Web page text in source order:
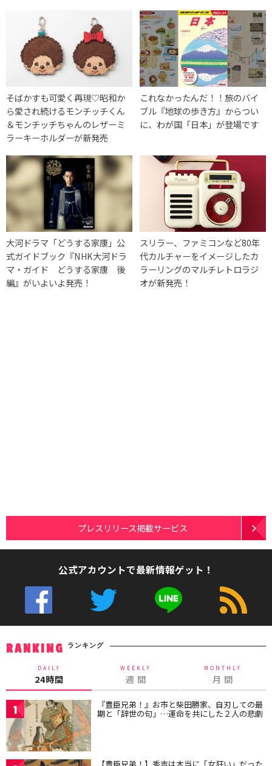
そばかすも可愛く再現♡昭和か
ら愛され続けるモンチッチくん
＆モンチッチちゃんのレザーミ
ラーキーホルダーが新発売
これなかったんだ！！旅のバイ
ブル『地球の歩き方』からつい
に、わが国「日本」が登場です
大河ドラマ「どうする家康」公
式ガイドブック『NHK大河ドラ
マ・ガイド どうする家康 後
編』がいよいよ発売！
スリラー、ファミコンなど80年
代カルチャーをイメージしたカ
ラーリングのマルチレトロラジ
オが新発売！
プレスリリース掲載サービス
公式アカウントで最新情報ゲット！
RANKING ランキング
DAILY
24時間
WEEKLY
週 間
MONTHLY
月 間
1 『豊臣兄弟！』お市と柴田勝家、自刃しての最
期と「辞世の句」…運命を共にした２人の悲劇